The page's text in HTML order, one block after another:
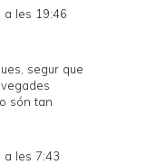
a les 19:46
segur que
són tan
a les 7:43